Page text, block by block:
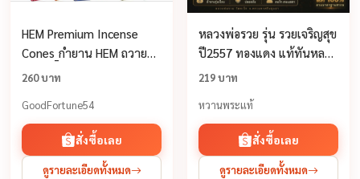
HEM Premium Incense
Cones_กำยาน HEM ถวาย
เทพ นำเข้าจากอินเดีย🇮🇳
ที่สุด(1กล่อง × 12 แพ็ค)
260 บาท
GoodFortune54
สั่งซื้อเลย
ดูรายละเอียดทั้งหมด
หลวงพ่อรวย รุ่น รวยเจริญสุข
ปี2557 ทองแดง แท้ทันหลวง
พ่อปลุกเสก
219 บาท
หวานพระแท้
สั่งซื้อเลย
ดูรายละเอียดทั้งหมด